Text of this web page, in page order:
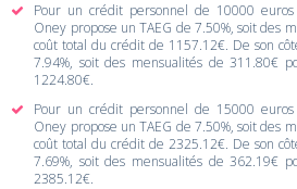
Pour un crédit personnel de 10000
Oney propose un TAEG de 7.50%, soit des
coût total du crédit de 1157.12€. De son
7.94%, soit des mensualités de 311.80€
1224.80€.
Pour un crédit personnel de 15000
Oney propose un TAEG de 7.50%, soit des
coût total du crédit de 2325.12€. De son
7.69%, soit des mensualités de 362.19€
2385.12€.